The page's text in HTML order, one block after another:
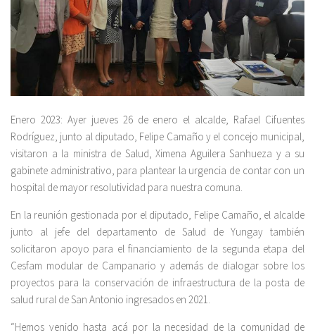
Enero 2023: Ayer jueves 26 de enero el alcalde, Rafael Cifuentes
Rodríguez, junto al diputado, Felipe Camaño y el concejo municipal,
visitaron a la ministra de Salud, Ximena Aguilera Sanhueza y a su
gabinete administrativo, para plantear la urgencia de contar con un
hospital de mayor resolutividad para nuestra comuna.
En la reunión gestionada por el diputado, Felipe Camaño, el alcalde
junto al jefe del departamento de Salud de Yungay también
solicitaron apoyo para el financiamiento de la segunda etapa del
Cesfam modular de Campanario y además de dialogar sobre los
proyectos para la conservación de infraestructura de la posta de
salud rural de San Antonio ingresados en 2021.
“Hemos venido hasta acá por la necesidad de la comunidad de